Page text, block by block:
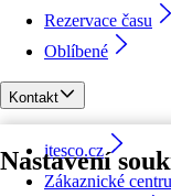
Nastavení
Rezervace času
Oblíbené
Kontakt
itesco.cz
Zákaznické